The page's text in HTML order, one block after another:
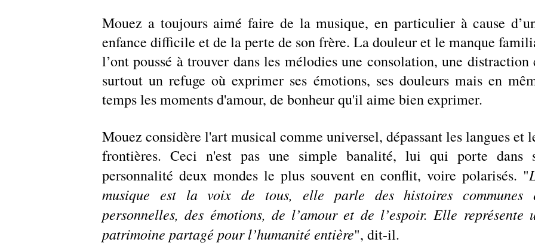
Mouez a toujours aimé faire de la musique, en particulier à cause
enfance difficile et de la perte de son frère. La douleur et le manque
l’ont poussé à trouver dans les mélodies une consolation, une distraction
surtout un refuge où exprimer ses émotions, ses douleurs mais en
temps les moments d'amour, de bonheur qu'il aime bien exprimer.
Mouez considère l'art musical comme universel, dépassant les langues et
frontières. Ceci n'est pas une simple banalité, lui qui porte dans
personnalité deux mondes le plus souvent en conflit, voire polarisés. "
musique est la voix de tous, elle parle des histoires communes
personnelles, des émotions, de l’amour et de l’espoir. Elle représente
patrimoine partagé pour l’humanité entière", dit-il.